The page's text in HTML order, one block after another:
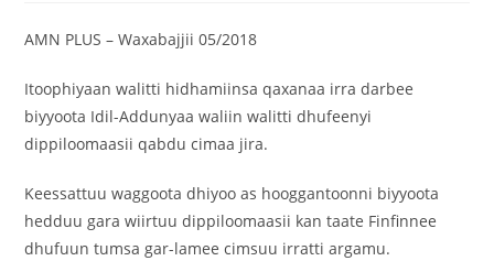
‎AMN PLUS – Waxabajjii 05/2018
‎Itoophiyaan walitti hidhamiinsa qaxanaa irra darbee
biyyoota Idil-Addunyaa waliin walitti dhufeenyi
dippiloomaasii qabdu cimaa jira.
‎Keessattuu waggoota dhiyoo as hooggantoonni biyyoota
hedduu gara wiirtuu dippiloomaasii kan taate Finfinnee
dhufuun tumsa gar-lamee cimsuu irratti argamu.